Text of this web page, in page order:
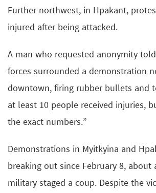
Further northwest, in Hpakant,
injured after being attacked.
A man who requested anonymity
forces surrounded a demonstration
downtown, firing rubber bullets and
at least 10 people received injuries,
the exact numbers.”
Demonstrations in Myitkyina and
breaking out since February 8,
military staged a coup. Despite the